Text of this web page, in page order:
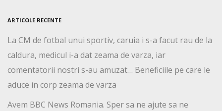
ARTICOLE RECENTE
La CM de fotbal unui sportiv, caruia i s-a facut rau de la
caldura, medicul i-a dat zeama de varza, iar
comentatorii nostri s-au amuzat… Beneficiile pe care le
aduce in corp zeama de varza
Avem BBC News Romania. Sper sa ne ajute sa ne